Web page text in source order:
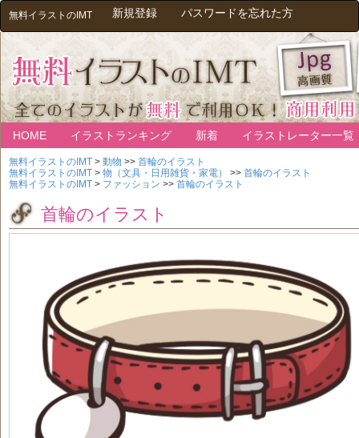
無料イラストのIMT 新規登録 パスワードを忘れた方
HOME イラストランキング 新着 イラストレーター一覧
無料イラストのIMT > 動物 >> 首輪のイラスト
無料イラストのIMT > 物（文具・日用雑貨・家電） >> 首輪のイラスト
無料イラストのIMT > ファッション >> 首輪のイラスト
首輪のイラスト